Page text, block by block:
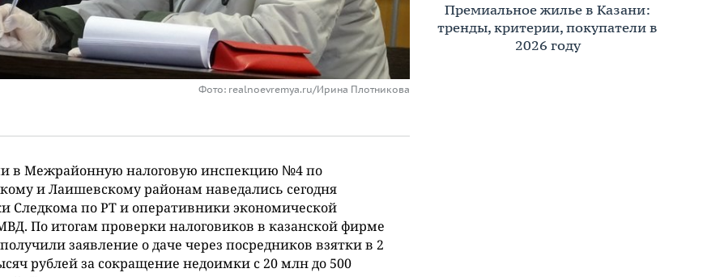
Фото: realnoevremya.ru/Ирина Плотникова
в Межрайонную налоговую инспекцию №4 по
и Лаишевскому районам наведались сегодня
Следкома по РТ и оперативники экономической
По итогам проверки налоговиков в казанской фирме
заявление о даче через посредников взятки в 2
рублей за сокращение недоимки с 20 млн до 500
Премиальное жилье в Казани:
тренды, критерии, покупатели в
2026 году